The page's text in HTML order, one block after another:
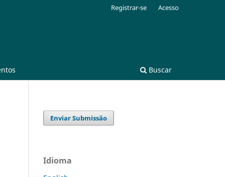
Buscar
Registrar-se Acesso
Enviar Submissão
Idioma